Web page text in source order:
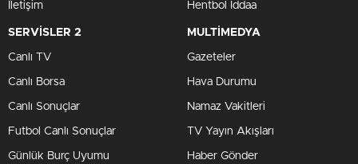
İletişim Hentbol İddaa
SERVİSLER 2
Canlı TV
Canlı Borsa
Canlı Sonuçlar
Futbol Canlı Sonuçlar
Günlük Burç Uyumu
MULTİMEDYA
Gazeteler
Hava Durumu
Namaz Vakitleri
TV Yayın Akışları
Haber Gönder